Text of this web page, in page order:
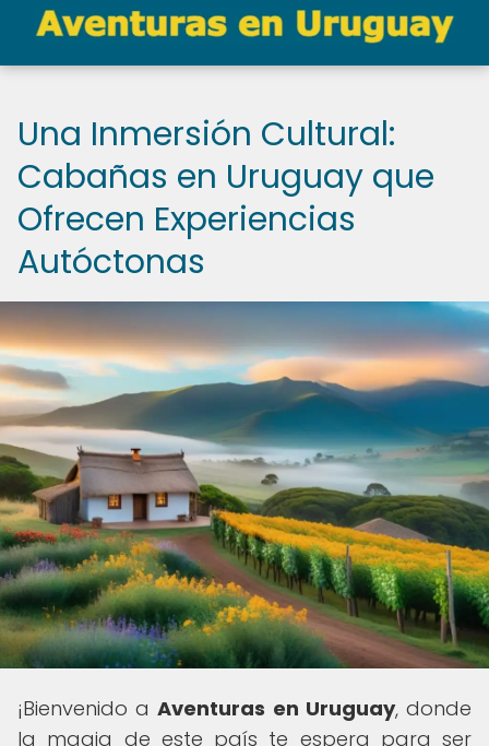
Una Inmersión Cultural:
Cabañas en Uruguay que
Ofrecen Experiencias
Autóctonas
¡Bienvenido aAventuras en Uruguay, donde
la magia de este país te espera para ser